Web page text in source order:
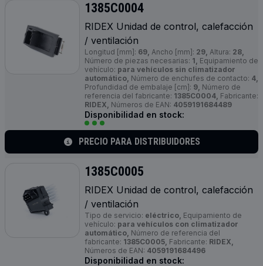
1385C0004
RIDEX Unidad de control, calefacción
/ ventilación
Longitud [mm]: 69, Ancho [mm]: 29, Altura: 28,
Número de piezas necesarias: 1, Equipamiento de
vehículo: para vehículos sin climatizador
automático, Número de enchufes de contacto: 4,
Profundidad de embalaje [cm]: 9, Número de
referencia del fabricante: 1385C0004, Fabricante:
RIDEX, Números de EAN: 4059191684489
Disponibilidad en stock:
PRECIO PARA DISTRIBUIDORES
1385C0005
RIDEX Unidad de control, calefacción
/ ventilación
Tipo de servicio: eléctrico, Equipamiento de
vehículo: para vehículos con climatizador
automático, Número de referencia del
fabricante: 1385C0005, Fabricante: RIDEX,
Números de EAN: 4059191684496
Disponibilidad en stock: